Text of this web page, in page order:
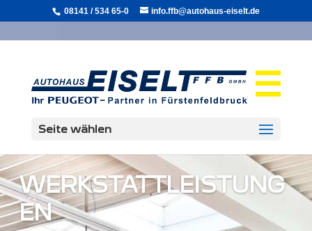
08141 / 534 65-0 info.ffb@autohaus-eiselt.de
Seite wählen
WERKSTATTLEISTUNG
EN